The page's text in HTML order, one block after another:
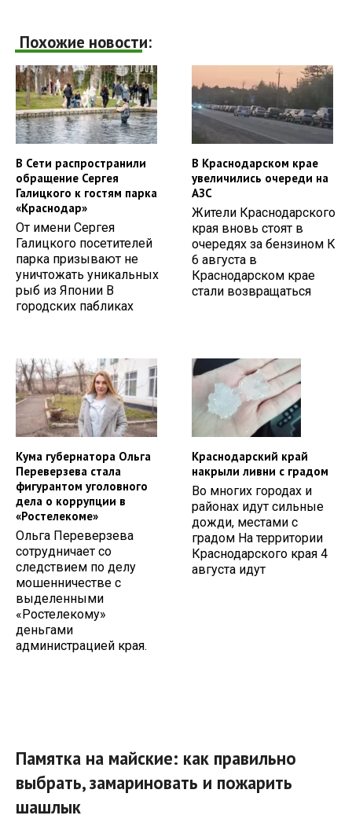
Похожие новости:
В Сети распространили
обращение Сергея
Галицкого к гостям парка
«Краснодар»
От имени Сергея
Галицкого посетителей
парка призывают не
уничтожать уникальных
рыб из Японии В
городских пабликах
В Краснодарском крае
увеличились очереди на
АЗС
Жители Краснодарского
края вновь стоят в
очередях за бензином К
6 августа в
Краснодарском крае
стали возвращаться
Кума губернатора Ольга
Переверзева стала
фигурантом уголовного
дела о коррупции в
«Ростелекоме»
Ольга Переверзева
сотрудничает со
следствием по делу
мошенничестве с
выделенными
«Ростелекому»
деньгами
администрацией края.
Краснодарский край
накрыли ливни с градом
Во многих городах и
районах идут сильные
дожди, местами с
градом На территории
Краснодарского края 4
августа идут
Памятка на майские: как правильно
выбрать, замариновать и пожарить
шашлык